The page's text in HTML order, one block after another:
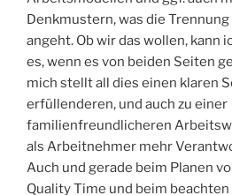
Denkmustern, was die
angeht. Ob wir das wollen, kann
es, wenn es von beiden Seiten
mich stellt all dies einen klaren
erfüllenderen, und auch zu einer
familienfreundlicheren
als Arbeitnehmer mehr
Auch und gerade beim Planen
Quality Time und beim